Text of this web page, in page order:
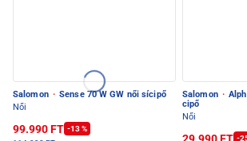
Salomon · Sense 70 W GW női sícipő
Női
99.990 FT -13 %
Salomon ·
cipő
Női
29.990 FT -